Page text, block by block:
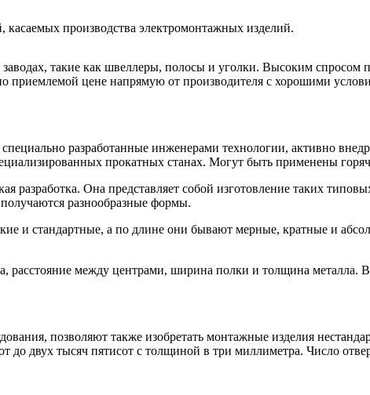
производства электромонтажных изделий.
такие как швеллеры, полосы и уголки. Высоким спросом
цене напрямую от производителя с хорошими
разработанные инженерами технологии, активно
прокатных станах. Могут быть применены
разработка. Она представляет собой изготовление таких
разнообразные формы.
и стандартные, а по длине они бывают мерные, кратные и
между центрами, ширина полки и толщина металла.
позволяют также изобретать монтажные изделия
до двух тысяч пятисот с толщиной в три миллиметра. Число